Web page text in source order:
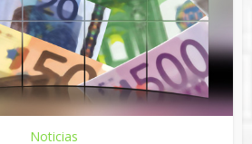
recientes